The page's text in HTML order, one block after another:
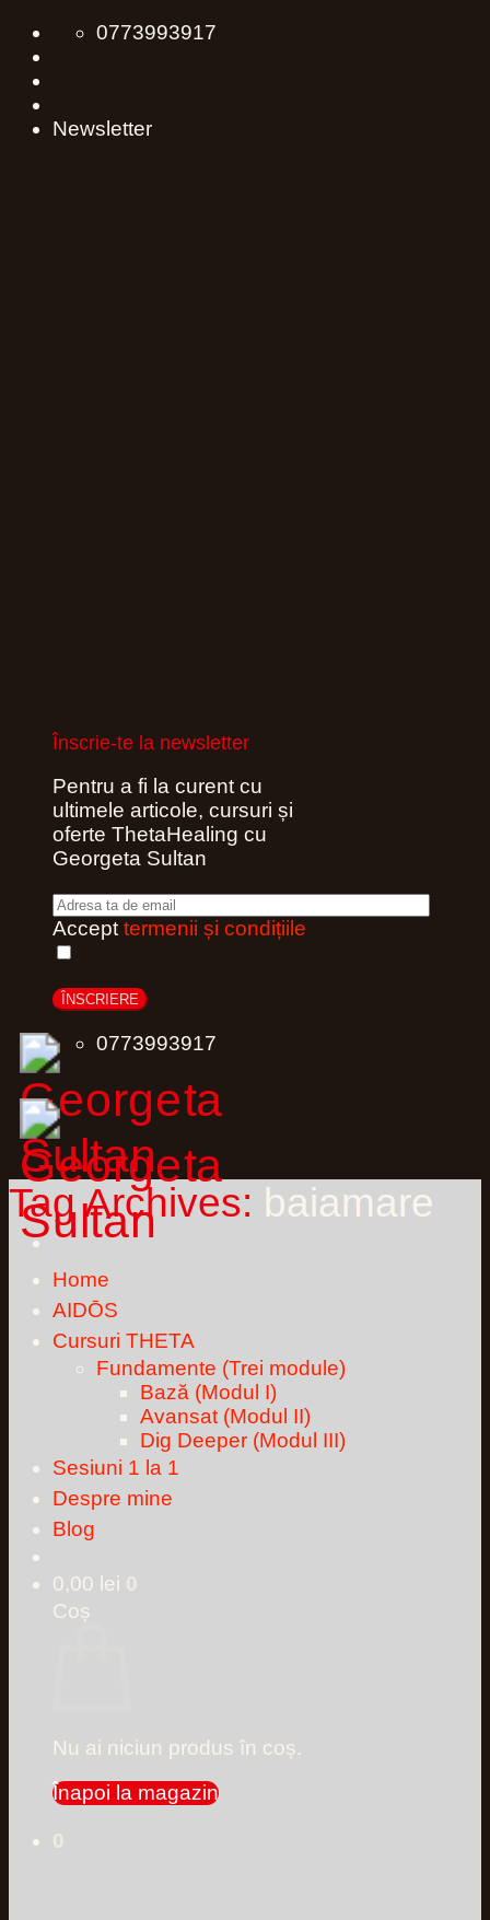
Skip
content
0773993917
Newsletter
Înscrie-te la newsletter
Pentru a fi la curent cu
ultimele articole, cursuri și
oferte ThetaHealing cu
Georgeta Sultan
Accept termenii și condițiile
0773993917
Home
AIDŌS
Cursuri THETA
Fundamente (Trei module)
Bază (Modul I)
Avansat (Modul II)
Dig Deeper (Modul III)
Sesiuni 1 la 1
Despre mine
Blog
0,00 lei 0
Coș
Nu ai niciun produs în coș.
Înapoi la magazin
0
Tag Archives: baiamare